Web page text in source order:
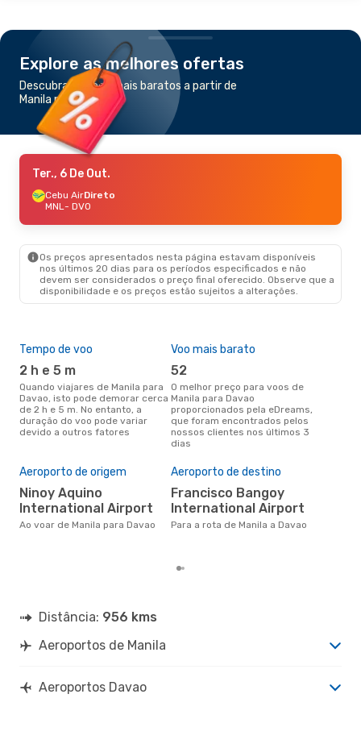
Explore as melhores ofertas
Descubra os voos mais baratos a partir de
Manila para Davao
Ter., 6 De Out.
Cebu AirDireto
MNL- DVO
Os preços apresentados nesta página estavam disponíveis
nos últimos 20 dias para os períodos especificados e não
devem ser considerados o preço final oferecido. Observe que a
disponibilidade e os preços estão sujeitos a alterações.
Tempo de voo
2 h e 5 m
Quando viajares de Manila para
Davao, isto pode demorar cerca
de 2 h e 5 m. No entanto, a
duração do voo pode variar
devido a outros fatores
Voo mais barato
52
O melhor preço para voos de
Manila para Davao
proporcionados pela eDreams,
que foram encontrados pelos
nossos clientes nos últimos 3
dias
Aeroporto de origem
Ninoy Aquino
International Airport
Ao voar de Manila para Davao
Aeroporto de destino
Francisco Bangoy
International Airport
Para a rota de Manila a Davao
Distância: 956 kms
Aeroportos de Manila
Aeroportos Davao